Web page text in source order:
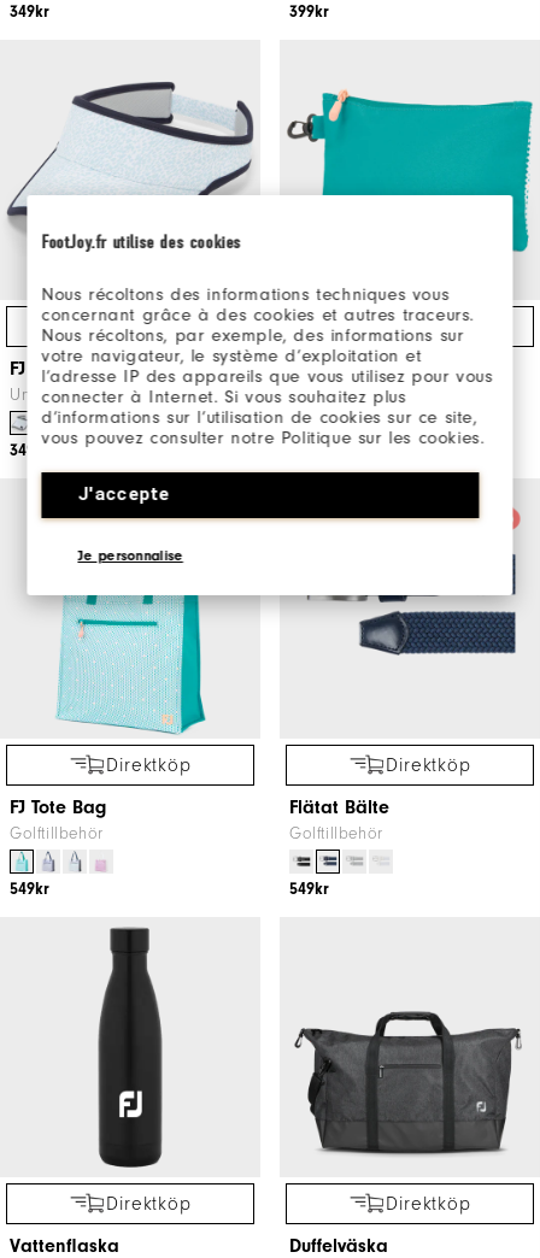
FootJoy.fr utilise des cookies
Nous récoltons des informations techniques vous
concernant grâce à des cookies et autres traceurs.
Nous récoltons, par exemple, des informations sur
votre navigateur, le système d’exploitation et
l’adresse IP des appareils que vous utilisez pour vous
connecter à Internet. Si vous souhaitez plus
d’informations sur l’utilisation de cookies sur ce site,
vous pouvez consulter notre Politique sur les cookies.
J'accepte
Je personnalise
349kr 399kr
Direktköp
FJ Visor
Unisex Golfkläder
349kr
Direktköp
FJ Valuables Pouch
Golftillbehör
299kr
Direktköp
FJ Tote Bag
Golftillbehör
549kr
Direktköp
Flätat Bälte
Golftillbehör
549kr
Direktköp
Vattenflaska
Direktköp
Duffelväska